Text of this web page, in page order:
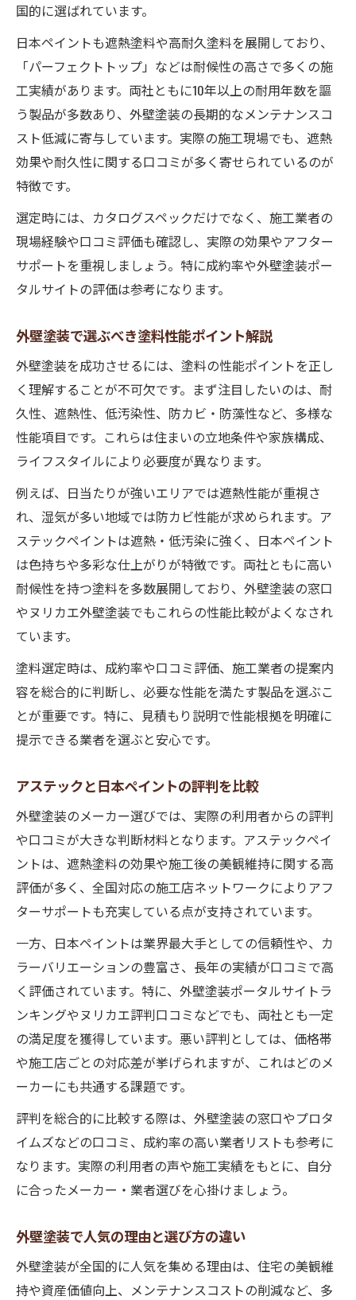
国的に選ばれています。
日本ペイントも遮熱塗料や高耐久塗料を展開しており、
「パーフェクトトップ」などは耐候性の高さで多くの施
工実績があります。両社ともに10年以上の耐用年数を謳
う製品が多数あり、外壁塗装の長期的なメンテナンスコ
スト低減に寄与しています。実際の施工現場でも、遮熱
効果や耐久性に関する口コミが多く寄せられているのが
特徴です。
選定時には、カタログスペックだけでなく、施工業者の
現場経験や口コミ評価も確認し、実際の効果やアフター
サポートを重視しましょう。特に成約率や外壁塗装ポー
タルサイトの評価は参考になります。
外壁塗装で選ぶべき塗料性能ポイント解説
外壁塗装を成功させるには、塗料の性能ポイントを正し
く理解することが不可欠です。まず注目したいのは、耐
久性、遮熱性、低汚染性、防カビ・防藻性など、多様な
性能項目です。これらは住まいの立地条件や家族構成、
ライフスタイルにより必要度が異なります。
例えば、日当たりが強いエリアでは遮熱性能が重視さ
れ、湿気が多い地域では防カビ性能が求められます。ア
ステックペイントは遮熱・低汚染に強く、日本ペイント
は色持ちや多彩な仕上がりが特徴です。両社ともに高い
耐候性を持つ塗料を多数展開しており、外壁塗装の窓口
やヌリカエ外壁塗装でもこれらの性能比較がよくなされ
ています。
塗料選定時は、成約率や口コミ評価、施工業者の提案内
容を総合的に判断し、必要な性能を満たす製品を選ぶこ
とが重要です。特に、見積もり説明で性能根拠を明確に
提示できる業者を選ぶと安心です。
アステックと日本ペイントの評判を比較
外壁塗装のメーカー選びでは、実際の利用者からの評判
や口コミが大きな判断材料となります。アステックペイ
ントは、遮熱塗料の効果や施工後の美観維持に関する高
評価が多く、全国対応の施工店ネットワークによりアフ
ターサポートも充実している点が支持されています。
一方、日本ペイントは業界最大手としての信頼性や、カ
ラーバリエーションの豊富さ、長年の実績が口コミで高
く評価されています。特に、外壁塗装ポータルサイトラ
ンキングやヌリカエ評判口コミなどでも、両社とも一定
の満足度を獲得しています。悪い評判としては、価格帯
や施工店ごとの対応差が挙げられますが、これはどのメ
ーカーにも共通する課題です。
評判を総合的に比較する際は、外壁塗装の窓口やプロタ
イムズなどの口コミ、成約率の高い業者リストも参考に
なります。実際の利用者の声や施工実績をもとに、自分
に合ったメーカー・業者選びを心掛けましょう。
外壁塗装で人気の理由と選び方の違い
外壁塗装が全国的に人気を集める理由は、住宅の美観維
持や資産価値向上、メンテナンスコストの削減など、多